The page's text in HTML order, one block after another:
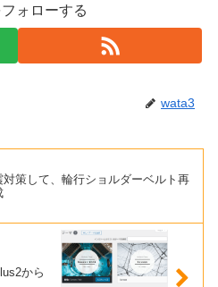
ォローする
wata3
対策して、輪行ショルダーベルト再
から